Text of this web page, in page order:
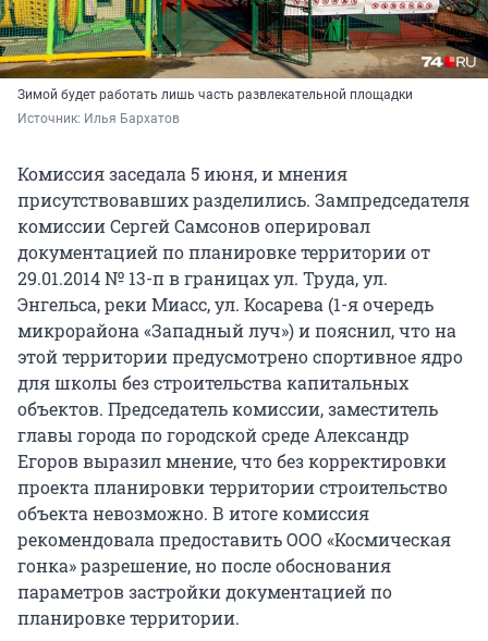
Зимой будет работать лишь часть развлекательной площадки
Источник: Илья Бархатов
Комиссия заседала 5 июня, и мнения
присутствовавших разделились. Зампредседателя
комиссии Сергей Самсонов оперировал
документацией по планировке территории от
29.01.2014 № 13-п в границах ул. Труда, ул.
Энгельса, реки Миасс, ул. Косарева (1-я очередь
микрорайона «Западный луч») и пояснил, что на
этой территории предусмотрено спортивное ядро
для школы без строительства капитальных
объектов. Председатель комиссии, заместитель
главы города по городской среде Александр
Егоров выразил мнение, что без корректировки
проекта планировки территории строительство
объекта невозможно. В итоге комиссия
рекомендовала предоставить ООО «Космическая
гонка» разрешение, но после обоснования
параметров застройки документацией по
планировке территории.